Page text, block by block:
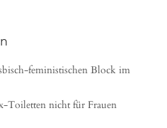
feministischen Block im
Toiletten nicht für Frauen